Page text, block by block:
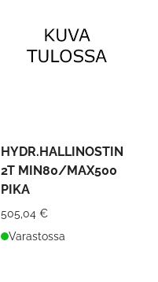
HYDR.HALLINOSTIN
2T MIN80/MAX500
PIKA
505,04 €
Varastossa